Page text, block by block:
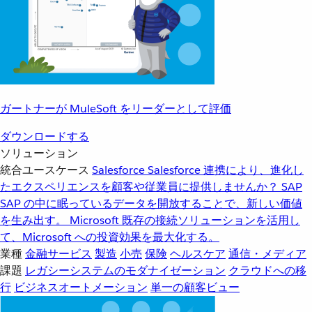
ガートナーが MuleSoft をリーダーとして評価
ダウンロードする
ソリューション
統合ユースケース SalesforceSalesforce 連携により、進化し
たエクスペリエンスを顧客や従業員に提供しませんか？ SAP
SAP の中に眠っているデータを開放することで、新しい価値
を生み出す。
Microsoft 既存の接続ソリューションを活用し
て、Microsoft への投資効果を最大化する。
業種金融サービス 製造 小売 保険 ヘルスケア 通信・メディア
課題 レガシーシステムのモダナイゼーション クラウドへの移
行 ビジネスオートメーション 単一の顧客ビュー